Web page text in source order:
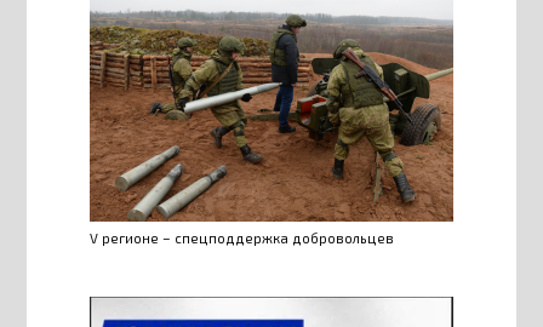
V регионе – спецподдержка добровольцев